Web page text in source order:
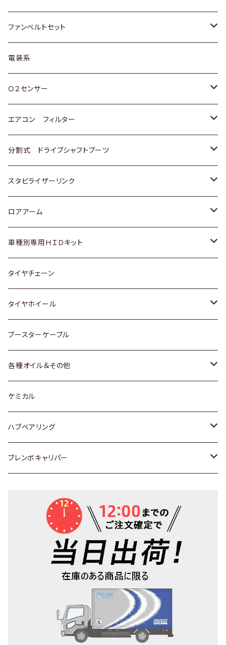
スバル
日野
マツダ
三菱
スバル
マツダ
ダイハツ
マツダ
三菱
スバル
スズキ
日産
ダイハツ
マツダ
三菱
スバル
トヨタ
スズキ
ダイハツ
三菱
スバル
ファンベルトセット
トヨタ
ホンダ
スズキ
日産
いすゞ
ダイハツ
マツダ
三菱
スバル
レクサス
電装系
Ｏ２センサー
トヨタ
ホンダ
スズキ
日産
ダイハツ
マツダ
三菱
スバル
エアコン フィルター
トヨタ
ホンダ
スズキ
日産
いすゞ
ダイハツ
マツダ
三菱
スバル
分割式 ドライブシャフトブーツ
トヨタ
ホンダ
スズキ
日産
ダイハツ
スバル
スタビライザーリンク
トヨタ
ホンダ
スズキ
日産
ダイハツ
マツダ
ロアアーム
ホンダ
スズキ
日産
ダイハツ
マツダ
スバル
車種別専用ＨＩＤキット
トヨタ
マツダ
タイヤチェーン
タイヤホイール
トヨタ
ホンダ
スズキ
日産
ダイハツ
ブースターケーブル
各種オイル＆その他
ディーデル洗浄添加剤
ケミカル
ハブベアリング
トヨタ
ブレンボキャリパー